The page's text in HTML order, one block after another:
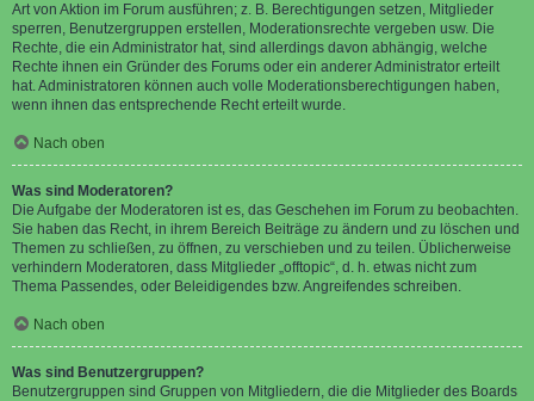
Art von Aktion im Forum ausführen; z. B. Berechtigungen setzen, Mitglieder
sperren, Benutzergruppen erstellen, Moderationsrechte vergeben usw. Die
Rechte, die ein Administrator hat, sind allerdings davon abhängig, welche
Rechte ihnen ein Gründer des Forums oder ein anderer Administrator erteilt
hat. Administratoren können auch volle Moderationsberechtigungen haben,
wenn ihnen das entsprechende Recht erteilt wurde.
Nach oben
Was sind Moderatoren?
Die Aufgabe der Moderatoren ist es, das Geschehen im Forum zu beobachten.
Sie haben das Recht, in ihrem Bereich Beiträge zu ändern und zu löschen und
Themen zu schließen, zu öffnen, zu verschieben und zu teilen. Üblicherweise
verhindern Moderatoren, dass Mitglieder „offtopic“, d. h. etwas nicht zum
Thema Passendes, oder Beleidigendes bzw. Angreifendes schreiben.
Nach oben
Was sind Benutzergruppen?
Benutzergruppen sind Gruppen von Mitgliedern, die die Mitglieder des Boards